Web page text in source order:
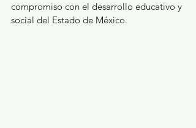
compromiso con el desarrollo educativo y
social del Estado de México.